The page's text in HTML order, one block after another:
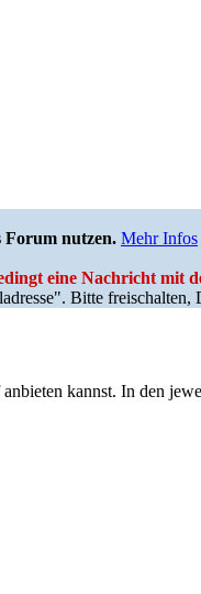
Forum nutzen. Mehr Infos
eine Nachricht mit
Bitte freischalten,
kannst. In den